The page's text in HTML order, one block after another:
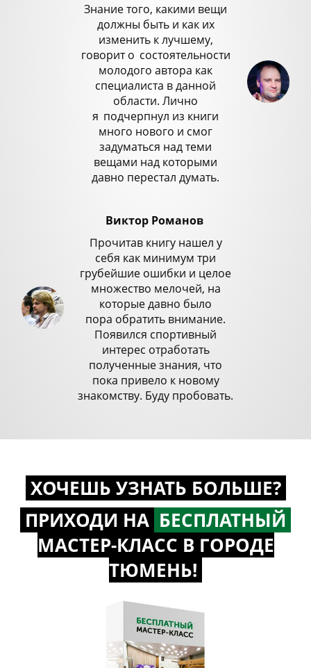
Знание того, какими вещи
должны быть и как их
изменить к лучшему,
говорит о состоятельности
молодого автора как
специалиста в данной
области. Лично
я подчерпнул из книги
много нового и смог
задуматься над теми
вещами над которыми
давно перестал думать.
Виктор Романов
Прочитав книгу нашел у
себя как минимум три
грубейшие ошибки и целое
множество мелочей, на
которые давно было
пора обратить внимание.
Появился спортивный
интерес отработать
полученные знания, что
пока привело к новому
знакомству. Буду пробовать.
ХОЧЕШЬ УЗНАТЬ БОЛЬШЕ?
ПРИХОДИ НА БЕСПЛАТНЫЙ
МАСТЕР-КЛАСС В ГОРОДЕ
ТЮМЕНЬ!